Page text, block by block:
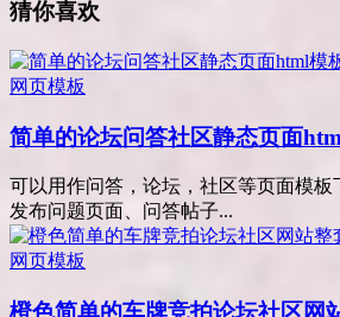
猜你喜欢
网页模板
简单的论坛问答社区静态页面
可以用作问答，论坛，社区等页面模板
发布问题页面、问答帖子...
网页模板
橙色简单的车牌竞拍论坛社区网